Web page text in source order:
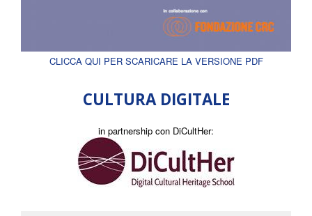
CLICCA QUI PER SCARICARE LA VERSIONE PDF
CULTURA DIGITALE
in partnership con DiCultHer: